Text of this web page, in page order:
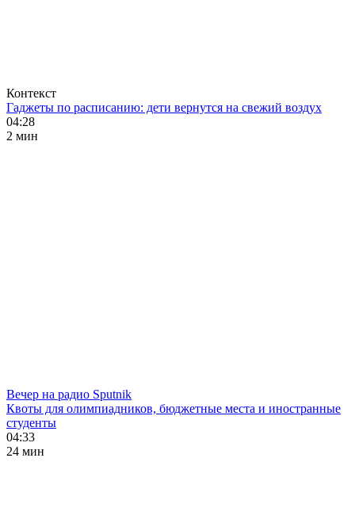
Контекст
Гаджеты по расписанию: дети вернутся на свежий воздух
04:28
2 мин
Вечер на радио Sputnik
Квоты для олимпиадников, бюджетные места и иностранные
студенты
04:33
24 мин